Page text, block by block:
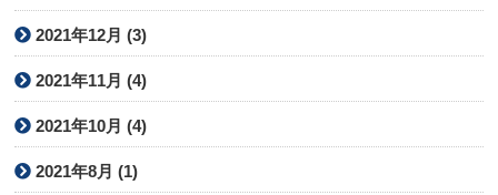
2021年12月 (3)
2021年11月 (4)
2021年10月 (4)
2021年8月 (1)